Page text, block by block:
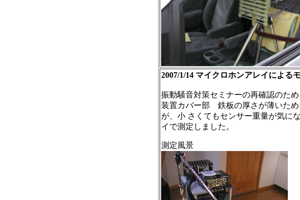
2007/1/14 マイクロホンアレイによる
振動騒音対策セミナーの再確認のた
装置カバー部 鉄板の厚さが薄いため
が、小 さくてもセンサー重量が気に
イで測定しました。
測定風景